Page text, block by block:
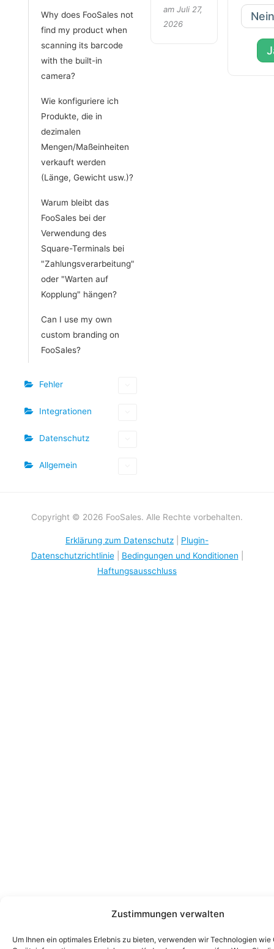
Zustimmungen verwalten
Um Ihnen ein optimales Erlebnis zu bieten, verwenden wir Technologien wie
Why does FooSales not
find my product when
scanning its barcode
with the built-in
camera?
Wie konfiguriere ich
Produkte, die in
dezimalen
Mengen/Maßeinheiten
verkauft werden
(Länge, Gewicht usw.)?
Warum bleibt das
FooSales bei der
Verwendung des
Square-Terminals bei
"Zahlungsverarbeitung"
oder "Warten auf
Kopplung" hängen?
Can I use my own
custom branding on
FooSales?
Fehler
Integrationen
Datenschutz
Allgemein
am Juli 27,
2026
Nein
Copyright © 2026 FooSales. Alle Rechte vorbehalten.
Erklärung zum Datenschutz
Plugin-
Datenschutzrichtlinie| Bedingungen und Konditionen
Haftungsausschluss